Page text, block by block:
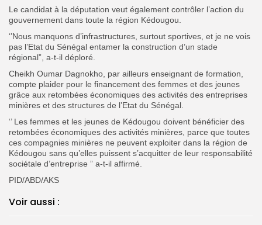
Le candidat à la députation veut également contrôler l’action du
gouvernement dans toute la région Kédougou.
‘’Nous manquons d’infrastructures, surtout sportives, et je ne vois
pas l’Etat du Sénégal entamer la construction d’un stade
régional”, a-t-il déploré.
Cheikh Oumar Dagnokho, par ailleurs enseignant de formation,
compte plaider pour le financement des femmes et des jeunes
grâce aux retombées économiques des activités des entreprises
minières et des structures de l’Etat du Sénégal.
‘’ Les femmes et les jeunes de Kédougou doivent bénéficier des
retombées économiques des activités minières, parce que toutes
ces compagnies minières ne peuvent exploiter dans la région de
Kédougou sans qu’elles puissent s’acquitter de leur responsabilité
sociétale d’entreprise ” a-t-il affirmé.
PID/ABD/AKS
Voir aussi :